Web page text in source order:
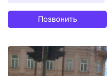
Позвонить